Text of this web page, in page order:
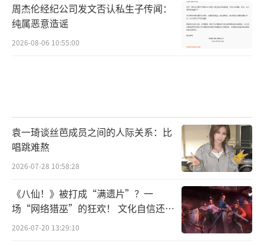
周杰伦经纪公司发文否认私生子传闻：
纯属恶意造谣
2026-08-06 10:55:00
袁一琦谈丝芭成员之间的人际关系：比
唱跳难熬
2026-07-28 10:58:28
《八仙！》被打成“满遗片”？一
场“网络猎巫”的狂欢！ 文化自信还是
焦虑？
2026-07-20 13:29:10